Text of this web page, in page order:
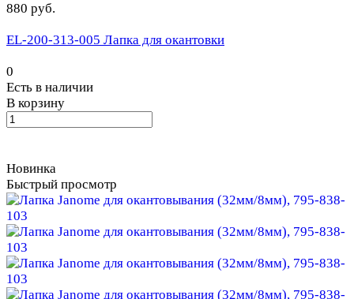
880 руб.
EL-200-313-005 Лапка для окантовки
0
Есть в наличии
В корзину
Новинка
Быстрый просмотр